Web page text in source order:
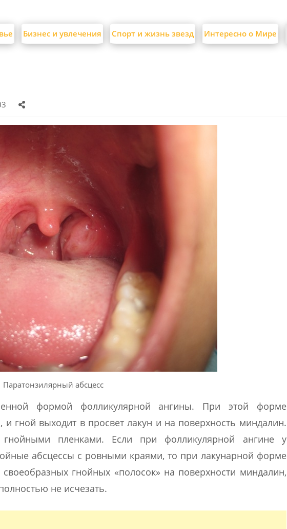
Бизнес и увлечения Спорт и жизнь звезд Интересно о Мире
Паратонзилярный абсцесс
формой фолликулярной ангины. При этой форме
гной выходит в просвет лакун и на поверхность миндалин.
гнойными пленками. Если при фолликулярной ангине у
абсцессы с ровными краями, то при лакунарной форме
гнойных «полосок» на поверхности миндалин,
не исчезать.